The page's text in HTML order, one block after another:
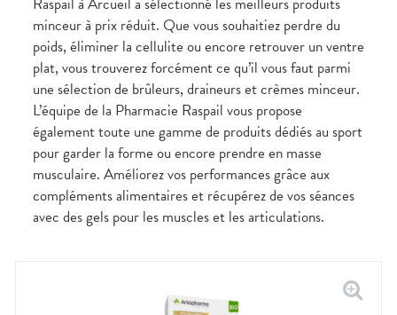
Sécheresses
des yeux
Rhumes
- état
grippaux
Toux
grasses
Toux
sèches
Boissons
et
Aliments
SEVRAGE
TABAGIQUE
Etendre
Gommes
Pastilles
Patchs
Sprays
SOINS
DENTAIRES
Etendre
Soins
dentaires
bouche
Gencives
Hygiène
bucco-
dentaire
TROUBLES DE
LA
CIRCULATION
Etendre
Jambes
lourdes
minceur à prix réduit. Que vous souhaitiez perdre du
poids, éliminer la cellulite ou encore retrouver un ventre
plat, vous trouverez forcément ce qu’il vous faut parmi
une sélection de brûleurs, draineurs et crèmes minceur.
L’équipe de la Pharmacie Raspail vous propose
également toute une gamme de produits dédiés au sport
pour garder la forme ou encore prendre en masse
musculaire. Améliorez vos performances grâce aux
compléments alimentaires et récupérez de vos séances
avec des gels pour les muscles et les articulations.